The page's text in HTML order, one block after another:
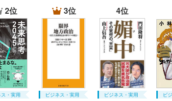
。つまりポピュリズムは民主主義の破壊である。
ーが誕生すると、富裕層の市民は経済活動の自由
て王政を倒した状態を維持しようとするのが右派
層が自由放任より平等を強く要求する、つまり富
守するものが変わるので注意が必要。たとえば
は自ら敵役を買って出る事態となる。代議制民主
態度ではなく、人心を荒廃させる煽動だ。
2位
ス・実用
3位
ビジネス・実用
4位
ビジネス・実用 ビ